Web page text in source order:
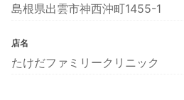
島根県出雲市神西沖町1455-1
店名
たけだファミリークリニック